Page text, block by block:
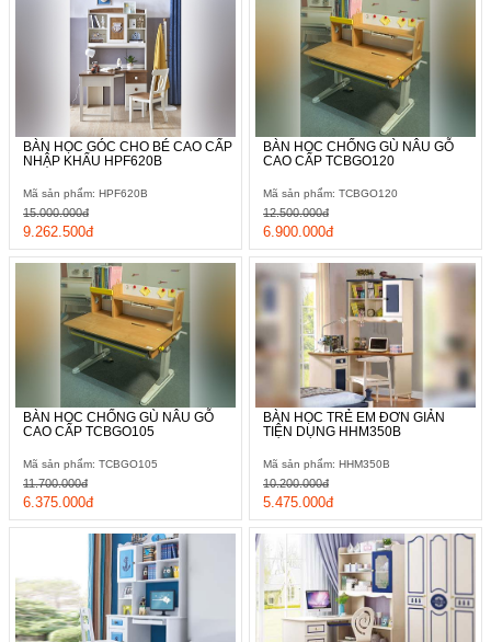
BÀN HỌC GÓC CHO BÉ CAO CẤP
NHẬP KHẨU HPF620B
Mã sản phẩm: HPF620B
9.262.500đ
15.000.000đ
BÀN HỌC CHỐNG GÙ NÂU GỖ
CAO CẤP TCBGO120
Mã sản phẩm: TCBGO120
6.900.000đ
12.500.000đ
BÀN HỌC CHỐNG GÙ NÂU GỖ
CAO CẤP TCBGO105
Mã sản phẩm: TCBGO105
6.375.000đ
11.700.000đ
BÀN HỌC TRẺ EM ĐƠN GIẢN
TIỆN DỤNG HHM350B
Mã sản phẩm: HHM350B
5.475.000đ
10.200.000đ